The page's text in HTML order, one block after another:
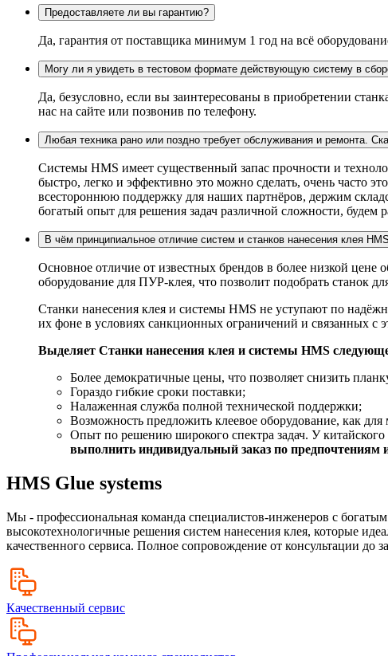
Предоставляете ли вы гарантию?
Да, гарантия от поставщика минимум 1 год на всё
Могу ли я увидеть в тестовом формате действующую систему в
Да, безусловно, если вы заинтересованы в приобретении
нас на сайте или позвонив по телефону.
Любая техника рано или поздно требует обслуживания и ремонта.
Системы HMS имеет существенный запас прочности и
быстро, легко и эффективно это можно сделать, очень часто
всестороннюю поддержку для наших партнёров, держим
богатый опыт для решения задач различной сложности, будем
В чём принципиальное отличие систем и станков нанесения клея
Основное отличие от известных брендов в более низкой
оборудование для ПУР-клея, что позволит подобрать станок
Станки нанесения клея и системы HMS не уступают по
их фоне в условиях санкционных ограничений и связанных с
Выделяет Станки нанесения клея и системы HMS
Более демократичные цены, что позволяет снизить
Гораздо гибкие сроки поставки;
Налаженная служба полной технической поддержки;
Возможность предложить клеевое оборудование, как
Опыт по решению широкого спектра задач. У китайского
выполнить индивидуальный заказ по предпочтениям
HMS Glue systems
Мы - профессиональная команда специалистов-инженеров с
высокотехнологичные решения систем нанесения клея, которые
качественного сервиса. Полное сопровождение от консультации до
Качественный сервис